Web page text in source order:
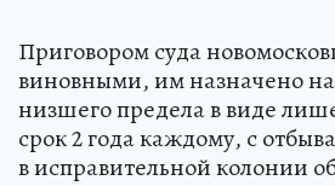
Приговором суда
виновными, им назначено
низшего предела в виде
срок 2 года каждому, с
в исправительной колонии